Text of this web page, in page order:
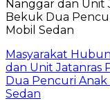
Masyarakat
dan Unit Jatanras
Dua Pencuri Anak
Sedan